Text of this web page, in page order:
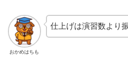
おかめはちも
仕上げは演習数より